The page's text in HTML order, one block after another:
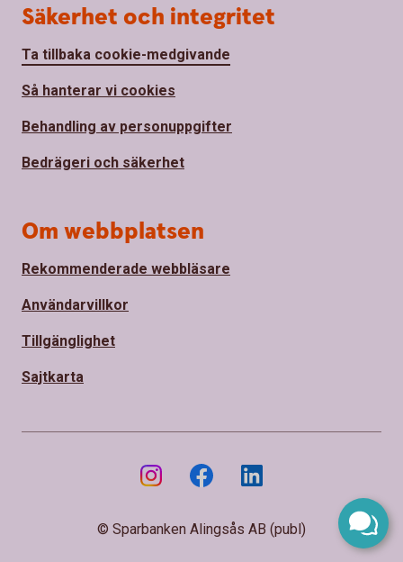
Säkerhet och integritet
Ta tillbaka cookie-medgivande
Så hanterar vi cookies
Behandling av personuppgifter
Bedrägeri och säkerhet
Om webbplatsen
Rekommenderade webbläsare
Användarvillkor
Tillgänglighet
Sajtkarta
© Sparbanken Alingsås AB (publ)